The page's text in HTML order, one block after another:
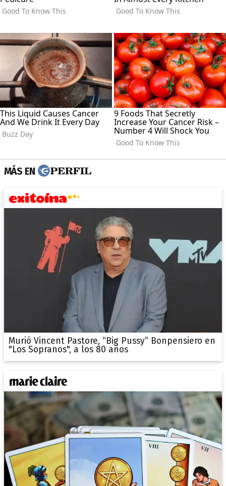
MÁS EN
Murió Vincent Pastore, “Big Pussy” Bonpensiero en
"Los Sopranos", a los 80 años